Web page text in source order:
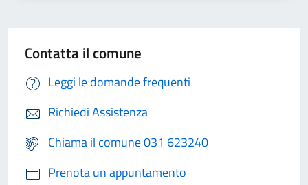
Contatta il comune
Leggi le domande frequenti
Richiedi Assistenza
Chiama il comune 031 623240
Prenota un appuntamento